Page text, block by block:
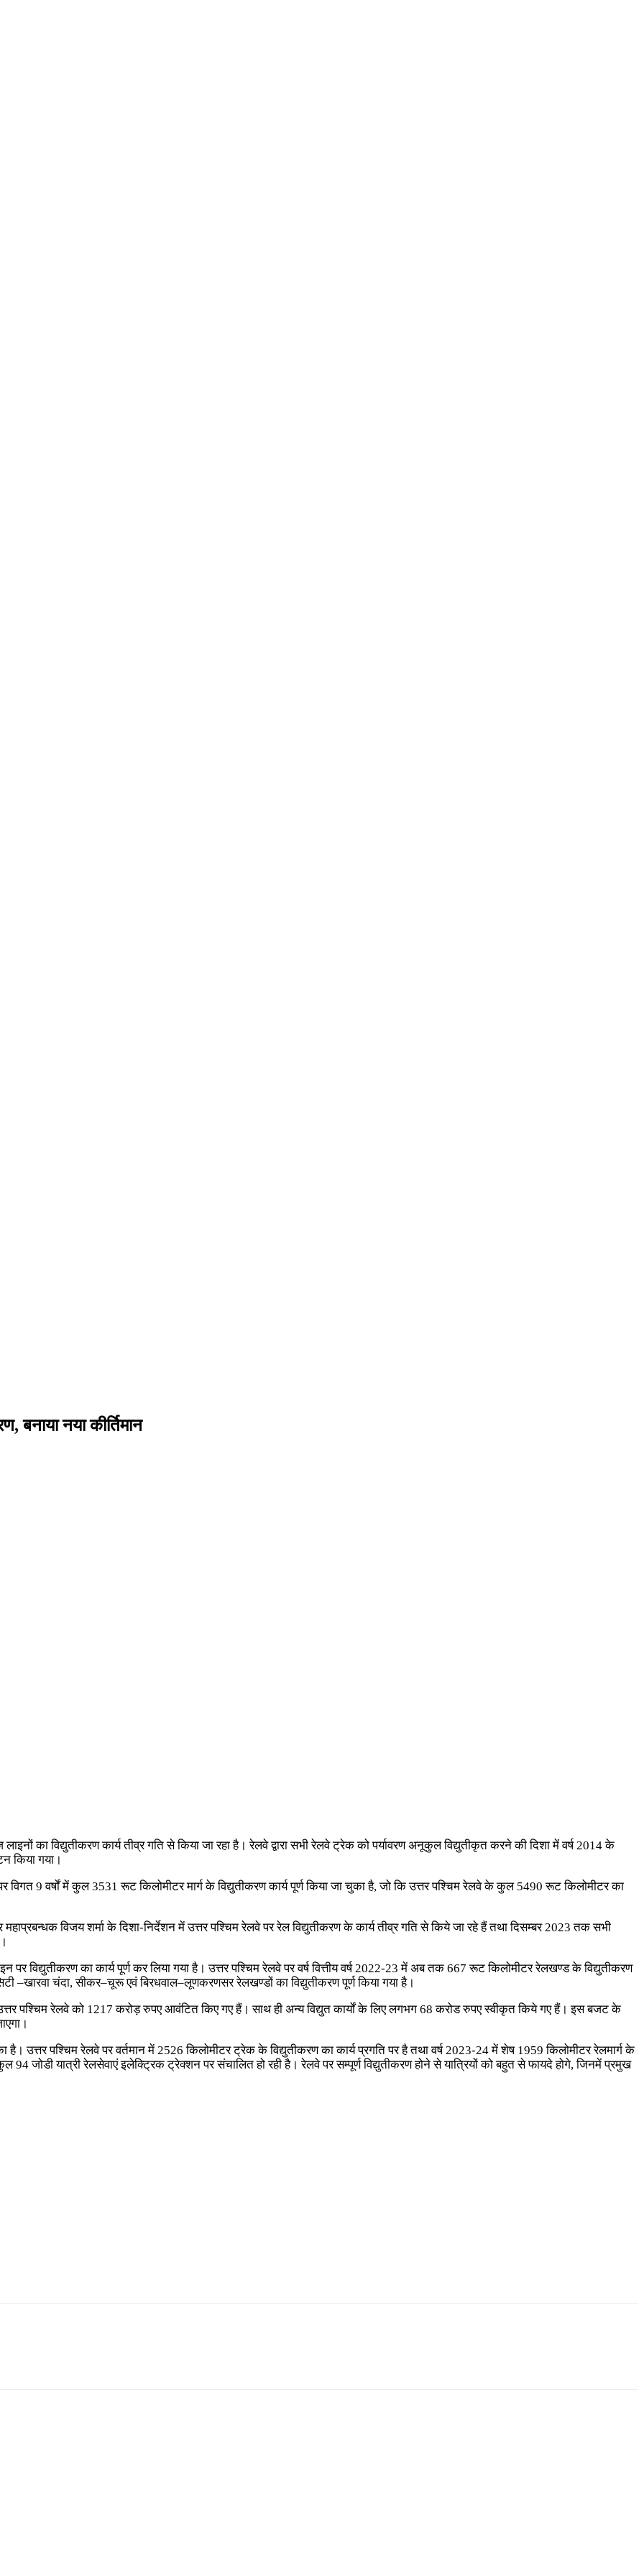
बनाया नया कीर्तिमान
का विद्युतीकरण कार्य तीव्र गति से किया जा रहा है। रेलवे द्वारा सभी रेलवे ट्रेक को पर्यावरण अनूकुल विद्युतीकृत करने की दिशा में वर्ष 2014 के
किया गया।
विगत 9 वर्षों में कुल 3531 रूट किलोमीटर मार्ग के विद्युतीकरण कार्य पूर्ण किया जा चुका है, जो कि उत्तर पश्चिम रेलवे के कुल 5490 रूट किलोमीटर का
विजय शर्मा के दिशा-निर्देशन में उत्तर पश्चिम रेलवे पर रेल विद्युतीकरण के कार्य तीव्र गति से किये जा रहे हैं तथा दिसम्बर 2023 तक सभी
विद्युतीकरण का कार्य पूर्ण कर लिया गया है। उत्तर पश्चिम रेलवे पर वर्ष वित्तीय वर्ष 2022-23 में अब तक 667 रूट किलोमीटर रेलखण्ड के विद्युतीकरण
–खारवा चंदा, सीकर–चूरू एवं बिरधवाल–लूणकरणसर रेलखण्डों का विद्युतीकरण पूर्ण किया गया है।
पश्चिम रेलवे को 1217 करोड़ रुपए आवंटित किए गए हैं। साथ ही अन्य विद्युत कार्यों के लिए लगभग 68 करोड रुपए स्वीकृत किये गए हैं। इस बजट के
उत्तर पश्चिम रेलवे पर वर्तमान में 2526 किलोमीटर ट्रेक के विद्युतीकरण का कार्य प्रगति पर है तथा वर्ष 2023-24 में शेष 1959 किलोमीटर रेलमार्ग के
94 जोडी यात्री रेलसेवाएं इलेक्ट्रिक ट्रेक्शन पर संचालित हो रही है। रेलवे पर सम्पूर्ण विद्युतीकरण होने से यात्रियों को बहुत से फायदे होगे, जिनमें प्रमुख